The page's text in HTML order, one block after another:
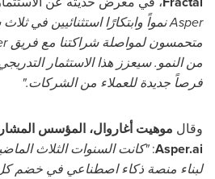
Asperنمواً وابتكارًا استثنائيين في
متحمسون لمواصلة شراكتنا مع فريق
من النمو. سيعزز هذا الاستثمار
فرصاً جديدة للعملاء من الشركات."
وقال موهيت أغاروال، المؤسس
Asper.ai
:"كانت السنوات الثلاث
لبناء منصة ذكاء اصطناعي في خضم كل